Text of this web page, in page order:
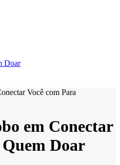
em Conectar
Doar